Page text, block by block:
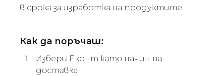
в срока за изработка на продуктите.
Как да поръчаш:
Избери Еконт като начин на
доставка